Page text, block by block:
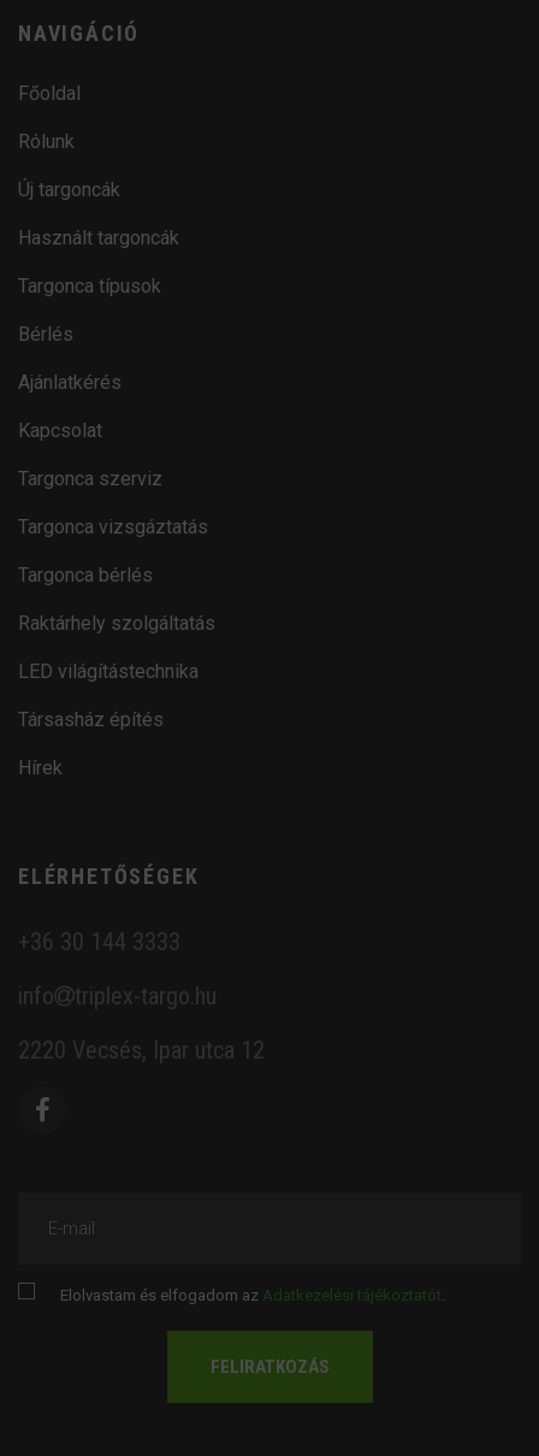
NAVIGÁCIÓ
Főoldal
Rólunk
Új targoncák
Használt targoncák
Targonca típusok
Bérlés
Ajánlatkérés
Kapcsolat
Targonca szerviz
Targonca vizsgáztatás
Targonca bérlés
Raktárhely szolgáltatás
LED világítástechnika
Társasház építés
Hírek
ELÉRHETŐSÉGEK
+36 30 144 3333
info
triplex-targo.hu
2220 Vecsés, Ipar utca 12
E-mail
Elolvastam és elfogadom az Adatkezelési tájékoztatót
FELIRATKOZÁS